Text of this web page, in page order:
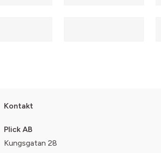
Kontakt
Plick AB
Kungsgatan 28